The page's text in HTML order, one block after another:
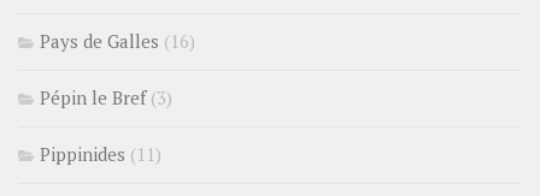
Pays de Galles (16)
Pépin le Bref(3)
Pippinides (11)